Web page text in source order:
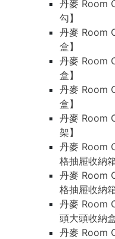
丹麥 Room
勾】
丹麥 Room
盒】
丹麥 Room
盒】
丹麥 Room
盒】
丹麥 Room
架】
丹麥 Room
格抽屜收納箱
丹麥 Room
格抽屜收納箱
丹麥 Room
頭大頭收納盒
丹麥 Room